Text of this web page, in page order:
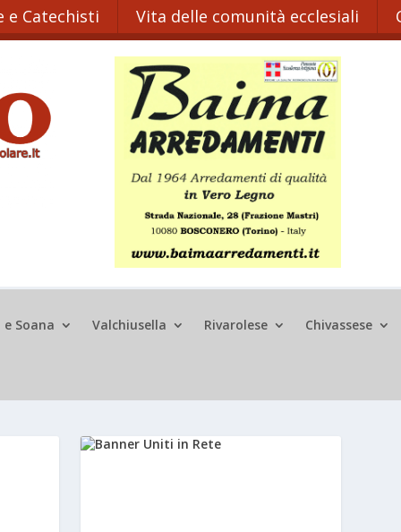
e Catechisti Vita delle comunità ecclesiali
e Soana Valchiusella Rivarolese Chivassese